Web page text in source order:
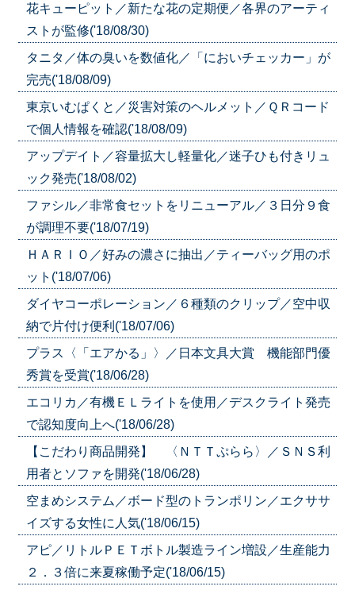
花キューピット／新たな花の定期便／各界のアーティ
ストが監修('18/08/30)
タニタ／体の臭いを数値化／「においチェッカー」が
完売('18/08/09)
東京いむぱくと／災害対策のヘルメット／ＱＲコード
で個人情報を確認('18/08/09)
アップデイト／容量拡大し軽量化／迷子ひも付きリュ
ック発売('18/08/02)
ファシル／非常食セットをリニューアル／３日分９食
が調理不要('18/07/19)
ＨＡＲＩＯ／好みの濃さに抽出／ティーバッグ用のポ
ット('18/07/06)
ダイヤコーポレーション／６種類のクリップ／空中収
納で片付け便利('18/07/06)
プラス〈「エアかる」〉／日本文具大賞 機能部門優
秀賞を受賞('18/06/28)
エコリカ／有機ＥＬライトを使用／デスクライト発売
で認知度向上へ('18/06/28)
【こだわり商品開発】 〈ＮＴＴぷらら〉／ＳＮＳ利
用者とソファを開発('18/06/28)
空まめシステム／ボード型のトランポリン／エクササ
イズする女性に人気('18/06/15)
アピ／リトルＰＥＴボトル製造ライン増設／生産能力
２．３倍に来夏稼働予定('18/06/15)